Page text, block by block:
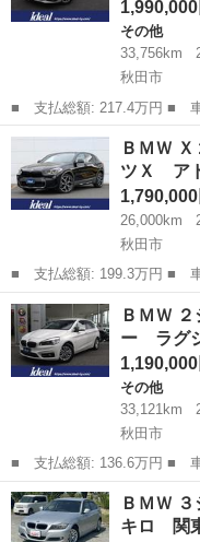
1,990,000
その他
33,756km
秋田市
■ 支払総額: 217.4万円 ■ 車両本体価格： 1,990,000 円 ■ メーカ
ー名： ＢＭＷ ■ 車種名
ｄグランツアラー ラグジ
ビ ＬＥ...
秋田 秋田市
ＢＭＷ
ツＸ ア
1,790,000
26,000km
秋田市
■ 支払総額: 199.3万円 ■ 車両本体価格： 1,790,000 円 ■ メーカ
ー名： ＢＭＷ ■ 車種名
ｅ ２０ｉ ＭスポーツＸ ア
ケージ Ｈ...
秋田 秋田市
ＢＭＷ
ー ラグ
1,190,000
その他
33,121km
秋田市
■ 支払総額: 136.6万円 ■ 車両本体価格： 1,190,000 円 ■ メーカ
ー名： ＢＭＷ ■ 車種名
ｄアクティブツアラー ラ
クレザー...
秋田 秋田市 その他
ＢＭＷ
キロ 関